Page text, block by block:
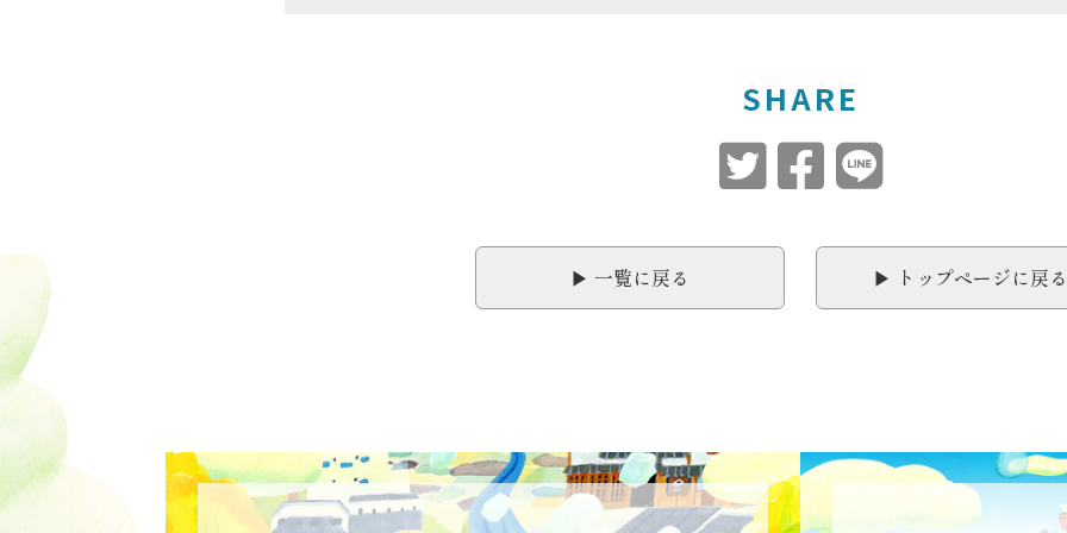
SHARE
▶︎ 一覧に戻る ▶︎ トップページに戻る